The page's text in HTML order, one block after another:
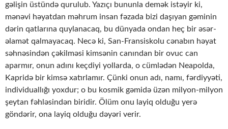
gəlişin üstündə qurulub. Yazıçı bununla demək istəyir ki,
mənəvi həyatdan məhrum insan fəzada bizi daşıyan gəminin
dərin qatlarına quylanacaq, bu dünyada ondan heç bir əsər-
əlamət qalmayacaq. Necə ki, San-Fransiskolu cənabın həyat
səhnəsindən çəkilməsi kimsənin canından bir ovuc can
aparmır, onun adını keçdiyi yollarda, o cümlədən Neapolda,
Kapridə bir kimsə xatırlamır. Çünki onun adı, namı, fərdiyyəti,
individuallığı yoxdur; o bu kosmik gəmidə üzən milyon-milyon
şeytan fəhləsindən biridir. Ölüm onu layiq olduğu yerə
göndərir, ona layiq olduğu dəyəri verir.